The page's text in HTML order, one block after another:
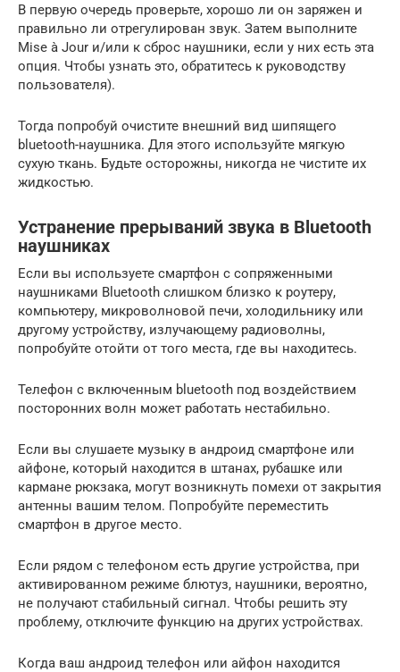
В первую очередь проверьте, хорошо ли он заряжен и
правильно ли отрегулирован звук. Затем выполните
Mise à Jour и/или к сброс наушники, если у них есть эта
опция. Чтобы узнать это, обратитесь к руководству
пользователя).
Тогда попробуй очистите внешний вид шипящего
bluetooth-наушника. Для этого используйте мягкую
сухую ткань. Будьте осторожны, никогда не чистите их
жидкостью.
Устранение прерываний звука в Bluetooth
наушниках
Если вы используете смартфон с сопряженными
наушниками Bluetooth слишком близко к роутеру,
компьютеру, микроволновой печи, холодильнику или
другому устройству, излучающему радиоволны,
попробуйте отойти от того места, где вы находитесь.
Телефон с включенным bluetooth под воздействием
посторонних волн может работать нестабильно.
Если вы слушаете музыку в андроид смартфоне или
айфоне, который находится в штанах, рубашке или
кармане рюкзака, могут возникнуть помехи от закрытия
антенны вашим телом. Попробуйте переместить
смартфон в другое место.
Если рядом с телефоном есть другие устройства, при
активированном режиме блютуз, наушники, вероятно,
не получают стабильный сигнал. Чтобы решить эту
проблему, отключите функцию на других устройствах.
Когда ваш андроид телефон или айфон находится